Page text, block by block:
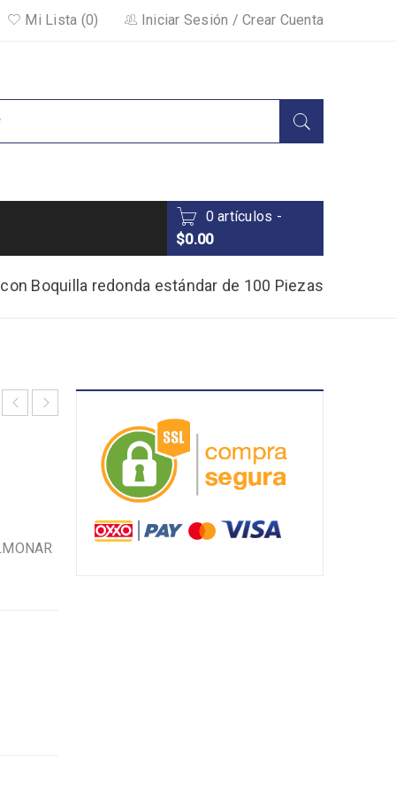
Iniciar Sesión / Crear Cuenta
Mi Lista (0)
0 artículos -
$0.00
Boquilla redonda estándar de 100 Piezas